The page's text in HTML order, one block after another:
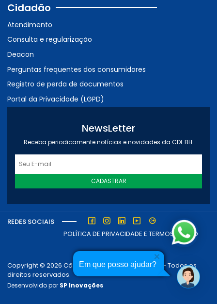
Em que posso ajudar?
Cidadão
Atendimento
Consulta e regularização
Deacon
Perguntas frequentes dos consumidores
Registro de perda de documentos
Portal da Privacidade (LGPD)
NewsLetter
Receba periodicamente notícias e novidades da CDL BH.
CADASTRAR
REDES SOCIAIS
POLÍTICA DE PRIVACIDADE E TERMOS DE USO
Copyright © 2026 Câmara dos Dirigentes Lojistas - Todos os
direitos reservados.
Desenvolvido por SP Inovações